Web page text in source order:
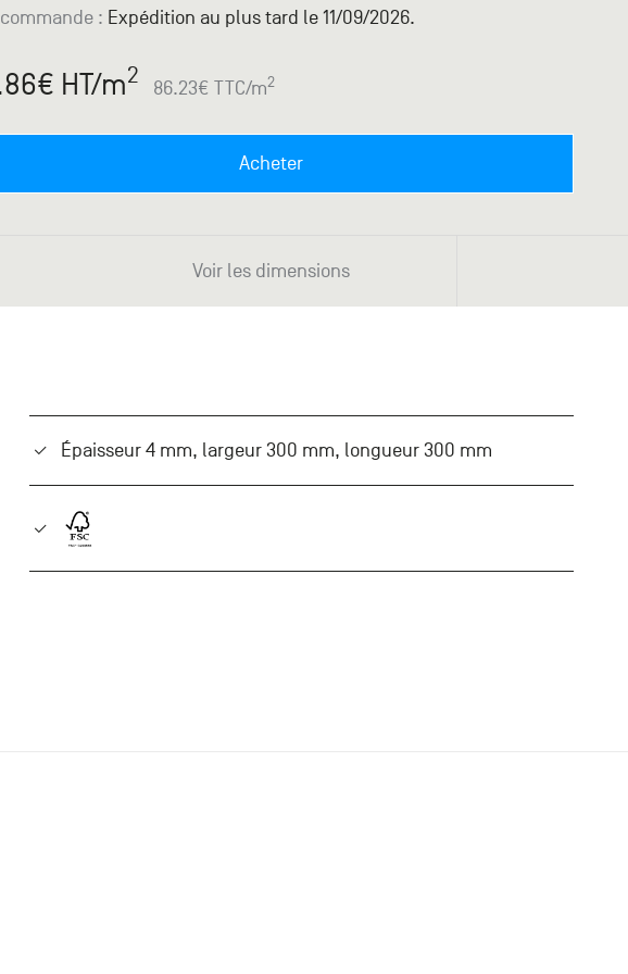
: Expédition au plus tard le 11/09/2026.
€ HT/m2 86.23€ TTC/m2
Acheter
Voir les dimensions
Épaisseur 4 mm, largeur 300 mm, longueur 300 mm